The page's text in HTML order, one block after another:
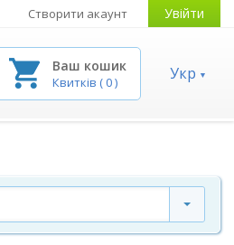
Створити акаунт Увійти
Ваш кошик
Квитків (0) Укр